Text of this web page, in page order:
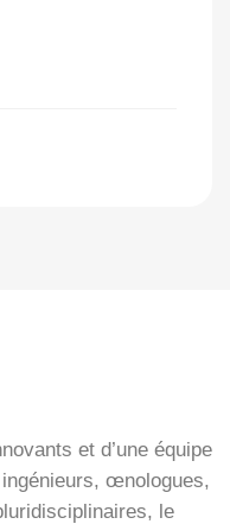
et d’une équipe
œnologues,
le